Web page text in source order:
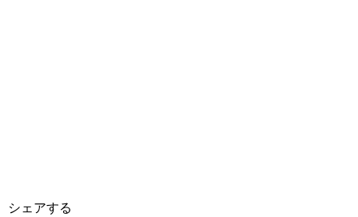
シェアする